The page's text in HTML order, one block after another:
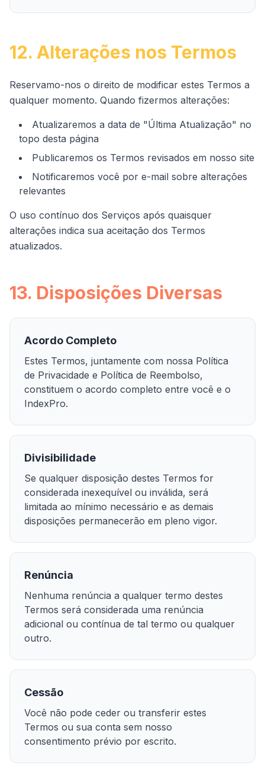
12. Alterações nos Termos
Reservamo-nos o direito de modificar estes Termos a
qualquer momento. Quando fizermos alterações:
Atualizaremos a data de "Última Atualização" no
topo desta página
Publicaremos os Termos revisados em nosso site
Notificaremos você por e-mail sobre alterações
relevantes
O uso contínuo dos Serviços após quaisquer
alterações indica sua aceitação dos Termos
atualizados.
13. Disposições Diversas
Acordo Completo
Estes Termos, juntamente com nossa Política
de Privacidade e Política de Reembolso,
constituem o acordo completo entre você e o
IndexPro.
Divisibilidade
Se qualquer disposição destes Termos for
considerada inexequível ou inválida, será
limitada ao mínimo necessário e as demais
disposições permanecerão em pleno vigor.
Renúncia
Nenhuma renúncia a qualquer termo destes
Termos será considerada uma renúncia
adicional ou contínua de tal termo ou qualquer
outro.
Cessão
Você não pode ceder ou transferir estes
Termos ou sua conta sem nosso
consentimento prévio por escrito.